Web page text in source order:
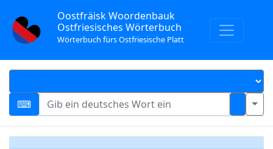
Oostfräisk Woordenbauk
Ostfriesisches Wörterbuch
Wörterbuch fürs Ostfriesische Platt